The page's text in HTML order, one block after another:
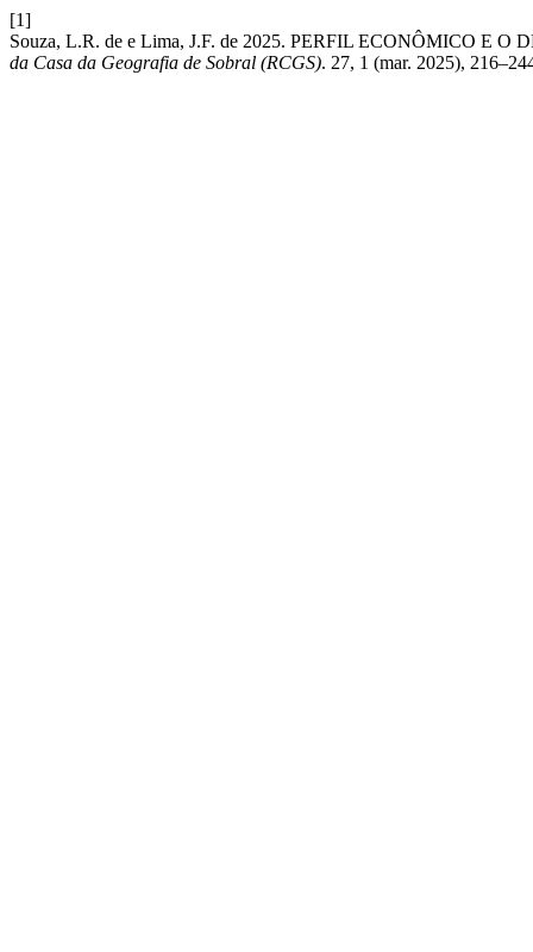
[1]
Souza, L.R. de e Lima, J.F. de 2025. PERFIL ECONÔMICO
da Casa da Geografia de Sobral (RCGS). 27, 1 (mar. 2025),